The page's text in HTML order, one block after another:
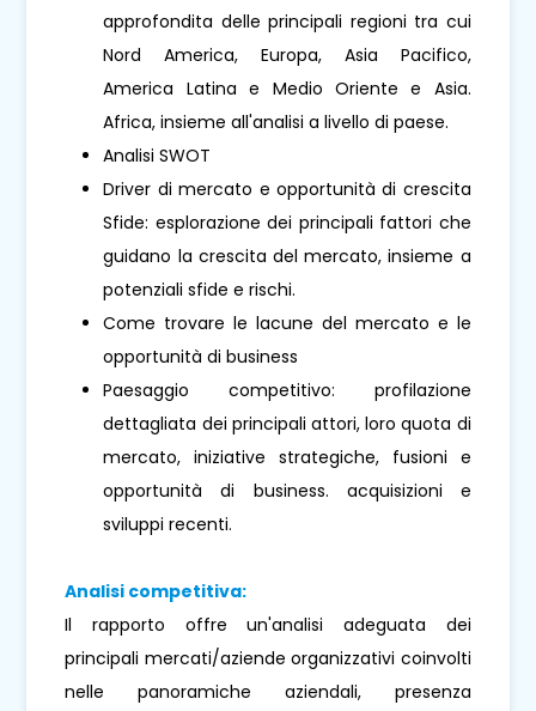
approfondita delle principali regioni tra cui
Nord America, Europa, Asia Pacifico,
America Latina e Medio Oriente e Asia.
Africa, insieme all'analisi a livello di paese.
Analisi SWOT
Driver di mercato e opportunità di crescita
Sfide: esplorazione dei principali fattori che
guidano la crescita del mercato, insieme a
potenziali sfide e rischi.
Come trovare le lacune del mercato e le
opportunità di business
Paesaggio competitivo: profilazione
dettagliata dei principali attori, loro quota di
mercato, iniziative strategiche, fusioni e
opportunità di business. acquisizioni e
sviluppi recenti.
Analisi competitiva:
Il rapporto offre un'analisi adeguata dei
principali mercati/aziende organizzativi coinvolti
nelle panoramiche aziendali, presenza